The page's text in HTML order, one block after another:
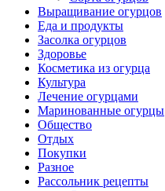
Выращивание огурцов
Еда и продукты
Засолка огурцов
Здоровье
Косметика из огурца
Культура
Лечение огурцами
Маринованные огурцы
Общество
Отдых
Покупки
Разное
Рассольник рецепты